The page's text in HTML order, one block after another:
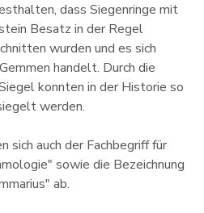
dass Siegenringe mit
Besatz in der Regel
wurden und es sich
handelt. Durch die
konnten in der Historie so
werden.
sich auch der Fachbegriff für
sowie die Bezeichnung
ab.